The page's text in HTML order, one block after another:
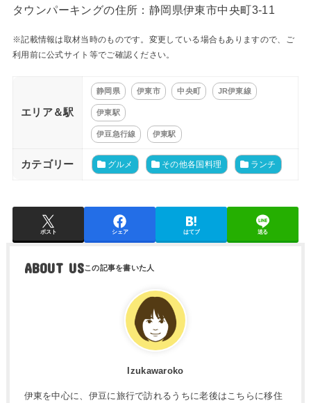
タウンパーキングの住所：静岡県伊東市中央町3-11
※記載情報は取材当時のものです。変更している場合もありますので、ご
利用前に公式サイト等でご確認ください。
エリア＆駅
静岡県 伊東市 中央町 JR伊東線
伊東駅
伊豆急行線 伊東駅
カテゴリー グルメ その他各国料理 ランチ
ポスト シェア はてブ 送る
ABOUT US
Izukawaroko
伊東を中心に、伊豆に旅行で訪れるうちに老後はこちらに移住